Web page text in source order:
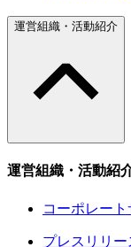
運営組織・活動紹介
運営組織・活動紹
コーポレート
プレスリリー